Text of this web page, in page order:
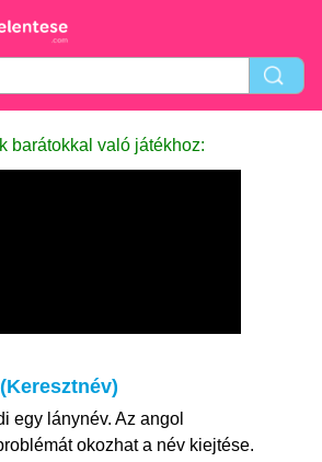
barátokkal való játékhoz:
egy lánynév. Az angol
okozhat a név kiejtése.